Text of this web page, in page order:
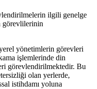
ilgili genelge
görevlilerinin
yönetimlerin görevleri
işlemlerinde din
görevlendirilmektedir. Bu
olan yerlerde,
istihdamı yoluna